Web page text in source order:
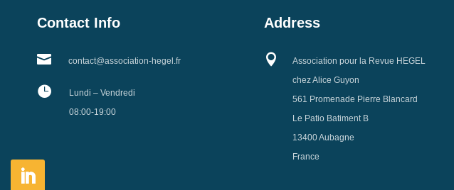
Contact Info
 contact@association-hegel.fr

Lundi – Vendredi
08:00-19:00
Address

Association pour la Revue HEGEL
chez Alice Guyon
561 Promenade Pierre Blancard
Le Patio Batiment B
13400 Aubagne
France